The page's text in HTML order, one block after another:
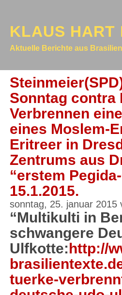
KLAUS HART
Aktuelle Berichte aus
Sonntag contra
Verbrennen
eines Moslem-
Eritreer in
Zentrums aus
“erstem
15.1.2015.
sonntag, 25. januar 2015
“Multikulti in
schwangere
Ulfkotte:http://
tuerke-